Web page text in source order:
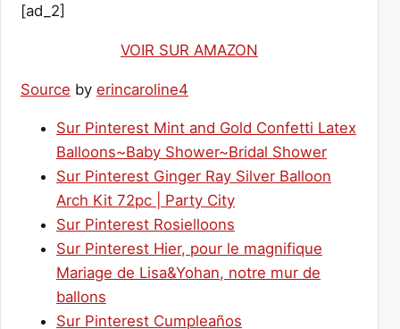
[ad_2]
VOIR SUR AMAZON
Source by erincaroline4
Sur Pinterest Mint and Gold Confetti Latex
Balloons~Baby Shower~Bridal Shower
Sur Pinterest Ginger Ray Silver Balloon
Arch Kit 72pc | Party City
Sur Pinterest Rosielloons
Sur Pinterest Hier, pour le magnifique
Mariage de Lisa&Yohan, notre mur de
ballons
Sur Pinterest Cumpleaños